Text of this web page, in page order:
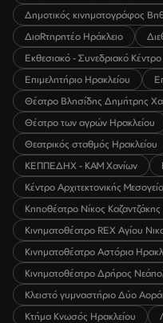
Δημοτικός κινηματογράφος
ΔιαRτηρητέο Ηράκλειο
Εκθεσιακό - Συνεδριακό
Επιμελητήριο Ηρακλείου
Θέατρο Βλησίδης Δημήτρης
Θέατρο των αγρών Ηρακλείου
Θεατρικός σταθμός Ηρακλείου
ΚΕΠΠΕΔΗΧ - ΚΑΜ Χανίων
Κέντρο Αρχιτεκτονικής
Κηποθέατρο Νίκος
Κινηματοθέατρο REX Αγίου
Κινηματοθέατρο Αστόρια
Κινηματοθέατρο Δρήρος
Κλειστό γυμναστήριο Δύο
Κτήμα Κνωσός Ηρακλείου